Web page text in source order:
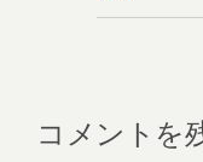
コメントを